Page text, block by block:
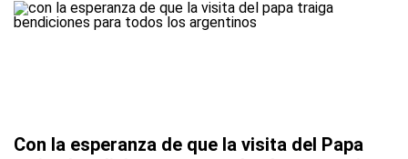
Con la esperanza de que la visita del Papa